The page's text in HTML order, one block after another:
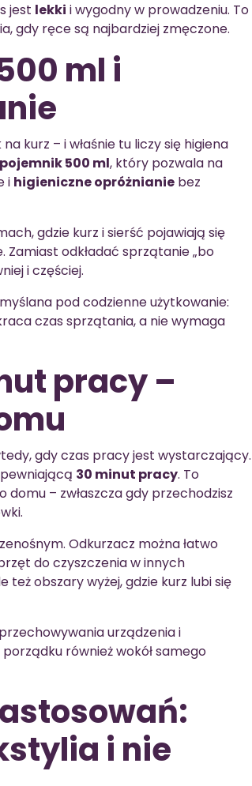
jest lekki i wygodny w prowadzeniu. To
gdy ręce są najbardziej zmęczone.
ml i
kurz – i właśnie tu liczy się higiena
pojemnik 500 ml, który pozwala na
i higieniczne opróżnianie bez
gdzie kurz i sierść pojawiają się
odkładać sprzątanie „bo
i częściej.
pod codzienne użytkowanie:
czas sprzątania, a nie wymaga
pracy –
gdy czas pracy jest wystarczający.
30 minut pracy. To
– zwłaszcza gdy przechodzisz
Odkurzacz można łatwo
do czyszczenia w innych
też obszary wyżej, gdzie kurz lubi się
urządzenia i
również wokół samego
i nie